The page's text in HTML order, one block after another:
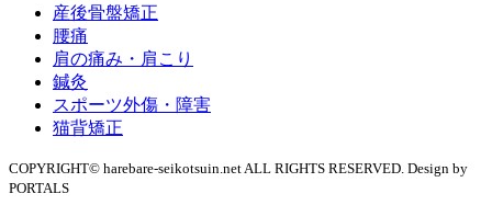
産後骨盤矯正
腰痛
肩の痛み・肩こり
鍼灸
スポーツ外傷・障害
猫背矯正
COPYRIGHT© harebare-seikotsuin.net ALL RIGHTS RESERVED. Design by
PORTALS